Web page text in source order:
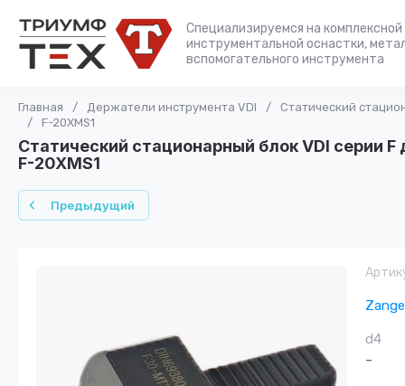
Специализируемся на
инструментальной оснастки,
вспомогательного инструмента
Главная / Держатели инструмента VDI /
Статический
/
F-20XMS1
Статический стационарный блок VDI серии
F-20XMS1
Предыдущий
Zange
d4
-